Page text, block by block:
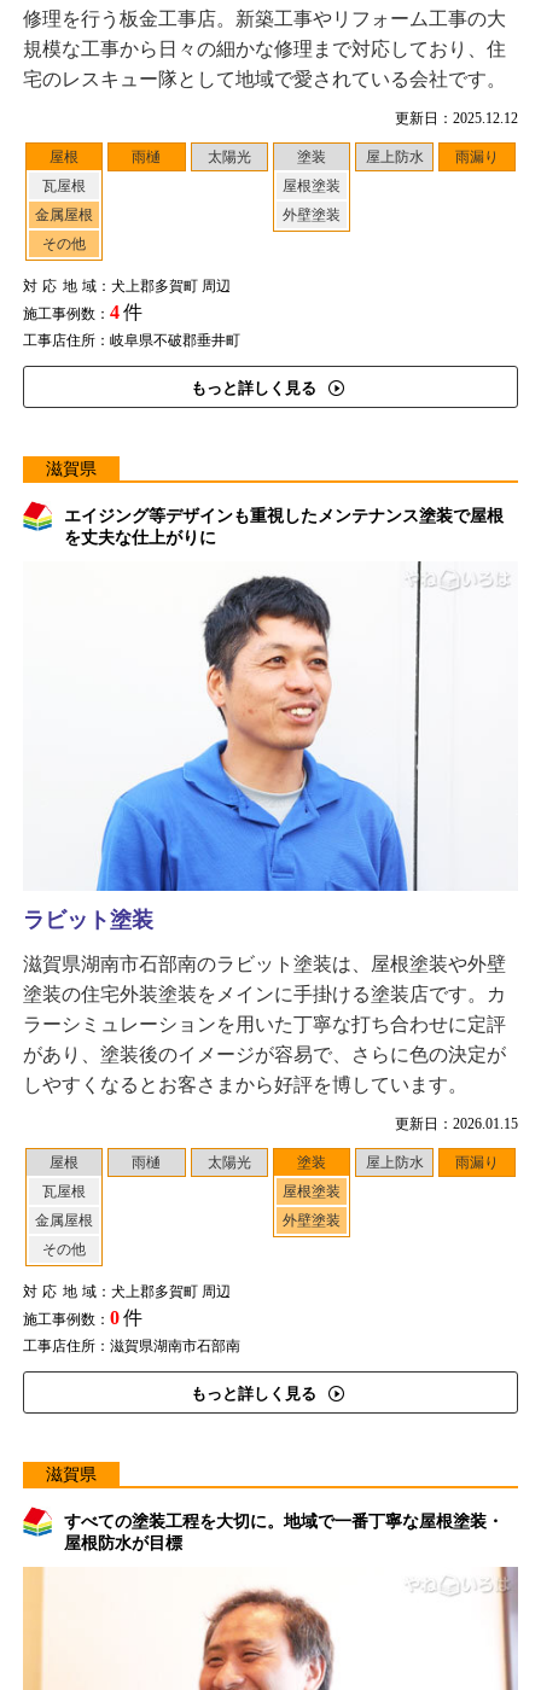
更新日：2025.12.12
屋根
瓦屋根
金属屋根
その他
雨樋 太陽光
塗装
屋根塗装
外壁塗装
屋上防水 雨漏り
対応地域：犬上郡多賀町 周辺
施工事例数： 4件
工事店住所：岐阜県不破郡垂井町
もっと詳しく見る
修理を行う板金工事店。新築工事やリフォーム工事の大
規模な工事から日々の細かな修理まで対応しており、住
宅のレスキュー隊として地域で愛されている会社です。
滋賀県
エイジング等デザインも重視したメンテナンス塗装で屋根
を丈夫な仕上がりに
更新日：2026.01.15
屋根
瓦屋根
金属屋根
その他
雨樋 太陽光
塗装
屋根塗装
外壁塗装
屋上防水 雨漏り
対応地域：犬上郡多賀町 周辺
施工事例数： 0件
工事店住所：滋賀県湖南市石部南
もっと詳しく見る
ラビット塗装
滋賀県湖南市石部南のラビット塗装は、屋根塗装や外壁
塗装の住宅外装塗装をメインに手掛ける塗装店です。カ
ラーシミュレーションを用いた丁寧な打ち合わせに定評
があり、塗装後のイメージが容易で、さらに色の決定が
しやすくなるとお客さまから好評を博しています。
滋賀県
すべての塗装工程を大切に。地域で一番丁寧な屋根塗装・
屋根防水が目標